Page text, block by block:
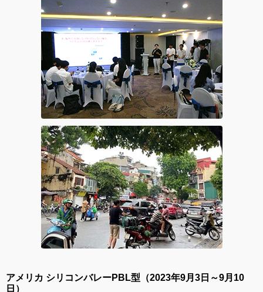
アメリカ シリコンバレーPBL型（2023年9月3日～9月10
日）